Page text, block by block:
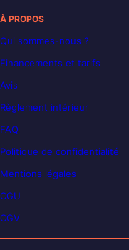
À PROPOS
Qui sommes-nous ?
Financements et tarifs
Avis
Règlement intérieur
FAQ
Politique de confidentialité
Mentions légales
CGU
CGV